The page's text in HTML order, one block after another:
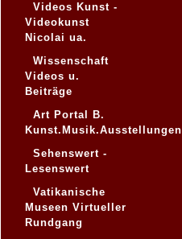
Videos Kunst -
Videokunst
Nicolai ua.
Wissenschaft
Videos u.
Beiträge
Art Portal B.
Kunst.Musik.Ausstellungen
Sehenswert -
Lesenswert
Vatikanische
Museen Virtueller
Rundgang